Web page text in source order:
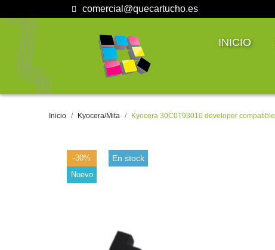
comercial@quecartucho.es
INICIO
Inicio Kyocera/Mita Kyocera 30C0T93010 developer compatible
-30%
Nuevo
En stock